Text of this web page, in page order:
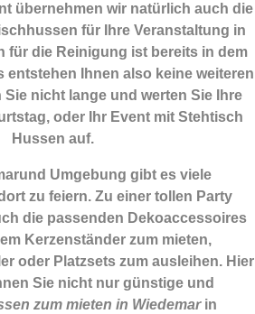
übernehmen wir natürlich auch die
für Ihre Veranstaltung in
für die Reinigung ist bereits in dem
entstehen Ihnen also keine weiteren
Sie nicht lange und werten Sie Ihre
oder Ihr Event mit Stehtisch
Hussen auf.
Umgebung gibt es viele
zu feiern. Zu einer tollen Party
die passenden Dekoaccessoires
Kerzenständer zum mieten,
oder Platzsets zum ausleihen. Hier
Sie nicht nur günstige und
zum mieten in Wiedemarin